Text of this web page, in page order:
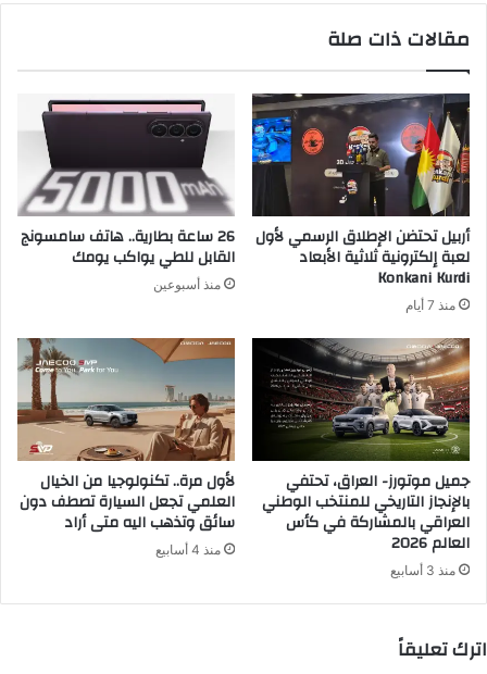
د
ا
ل
إ
ل
ك
ر
و
ن
ي
مقالات ذات صلة
أربيل تحتضن الإطلاق الرسمي لأول
لعبة إلكترونية ثلاثية الأبعاد
Konkani Kurdi
منذ 7 أيام
26 ساعة بطارية.. هاتف سامسونج
القابل للطي يواكب يومك
منذ أسبوعين
جميل موتورز- العراق، تحتفي
بالإنجاز التاريخي للمنتخب الوطني
العراقي بالمشاركة في كأس
العالم 2026
منذ 3 أسابيع
لأول مرة.. تكنولوجيا من الخيال
العلمي تجعل السيارة تصطف دون
سائق وتذهب اليه متى أراد
منذ 4 أسابيع
اترك تعليقاً